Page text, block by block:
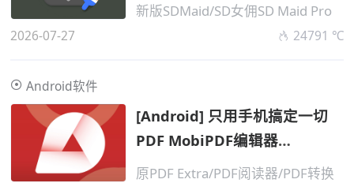
新版SDMaid/SD女佣SD Maid Pro
2026-07-27 24791 ℃
Android软件
[Android] 只用手机搞定一切
PDF MobiPDF编辑器
v11.16.27
原PDF Extra/PDF阅读器/PDF转换